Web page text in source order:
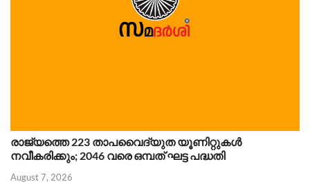
രാജ്യത്തെ 223 താപവൈദ്യുത യൂണിറ്റുകൾ
നവീകരിക്കും; 2046 വരെ ഒമ്പത് ഘട്ട പദ്ധതി
August 7, 2026